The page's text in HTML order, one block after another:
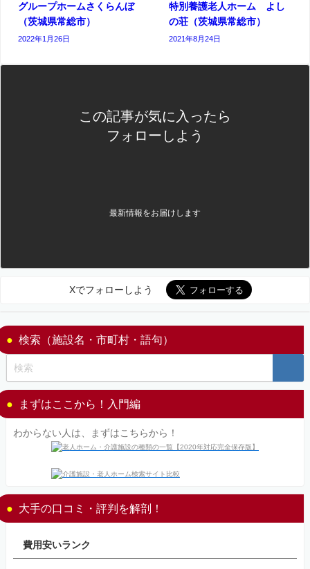
グループホームさくらんぼ
（茨城県常総市）
2022年1月26日
特別養護老人ホーム よし
の荘（茨城県常総市）
2021年8月24日
この記事が気に入ったら
フォローしよう
最新情報をお届けします
Xでフォローしよう
検索（施設名・市町村・語句）
まずはここから！入門編
わからない人は、まずはこちらから！
大手の口コミ・評判を解剖！
費用安いランク